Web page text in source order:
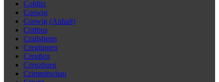
Colditz
Coswig
Coswig (Anhalt)
Cottbus
Crailsheim
Creglingen
Creußen
Creuzburg
Crimmitschau